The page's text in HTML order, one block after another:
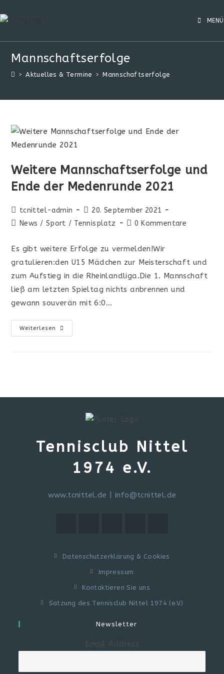
MENÜ
Mannschaftserfolge
> Aktuelles & Termine > Mannschaftserfolge
Weitere Mannschaftserfolge und
Ende der Medenrunde 2021
tcnittel-admin
20. September 2021
News / Sport / Tennisplatz 0 Kommentare
Es gibt weitere Erfolge zu vermelden!Wir
gratulieren:den U15 Mädchen zur Meisterschaft und
zum Aufstieg in die Rheinlandliga.Die 1. Mannschaft
ließ am letzten Spieltag nichts anbrennen und
gewann souverän mit 6:0…
Weiterlesen
Tennisclub Nittel
1974 e.V.
www.tcnittel.de info@tcnittel.de
Datenschutzerklärung & Cookies
Impressum
Kontaktieren Sie uns
Satzung des Tennisclub Nittel 1974 (e.V.)
Newsletter
Email Address